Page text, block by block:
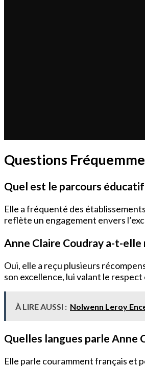
Questions
Quel est le parcours éducatif
Elle a fréquenté des
reflète un engagement envers
Anne Claire Coudray a-t-elle
Oui, elle a reçu plusieurs
son excellence, lui valant le
À LIRE AUSSI : Nolwenn Leroy
Quelles langues parle Anne
Elle parle couramment français et